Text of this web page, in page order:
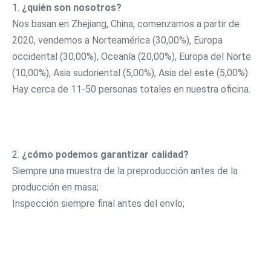
1. ¿quién son nosotros?
Nos basan en Zhejiang, China, comenzamos a partir de
2020, vendemos a Norteamérica (30,00%), Europa
occidental (30,00%), Oceanía (20,00%), Europa del Norte
(10,00%), Asia sudoriental (5,00%), Asia del este (5,00%).
Hay cerca de 11-50 personas totales en nuestra oficina.
2. ¿cómo podemos garantizar calidad?
Siempre una muestra de la preproducción antes de la
producción en masa;
Inspección siempre final antes del envío;